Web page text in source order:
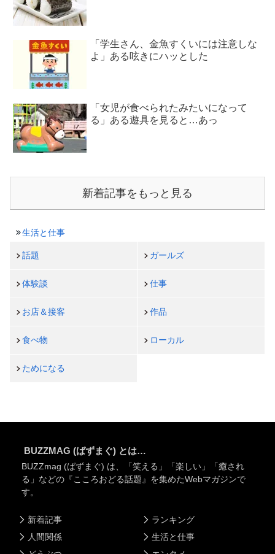
「学生さん、金魚すくいには注意しな
よ」ある呟きにハッとした
「女児が食べられたみたいになって
る」ある遊具を見ると…あっ
新着記事をもっと見る
生活と仕事
話題 ガールズ
体験談 仕事
お店＆接客 作品
食べ物 ローカル
ためになる
BUZZMAG (ばずまぐ) とは…
BUZZmag (ばずまぐ) は、「笑える」「楽しい」「癒され
る」などの『こころおどる話題』を集めたWebマガジンで
す。
新着記事
人間関係
ランキング
生活と仕事